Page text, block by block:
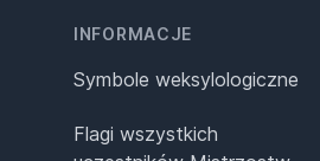
INFORMACJE
Symbole weksylologiczne
Flagi wszystkich